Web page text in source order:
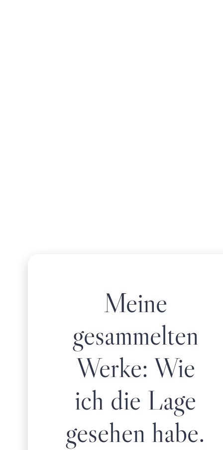
Meine
gesammelten
Werke: Wie
ich die Lage
gesehen habe.